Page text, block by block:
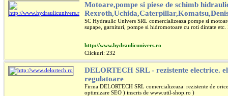
Motoare,pompe si piese de schimb
SC Hydraulic Univers SRL comercializeaza pompe si
supape, garnituri, pompe si hidromotoare cu roti dintate
http://www.hydraulicunivers.ro
Clickuri: 232
DELORTECH SRL - rezistente electrice.
regulatoare
Firma DELORTECH SRL comercializeaza: rezistente de
optimizare SEO ) inscris de www.util-shop.ro )